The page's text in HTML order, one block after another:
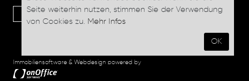
Seite weiterhin nutzen, stimmen Sie der Verwendung
von Cookies zu. Mehr Infos
OK
Newsletter abonnieren
Immobiliensoftware & Webdesign powered by